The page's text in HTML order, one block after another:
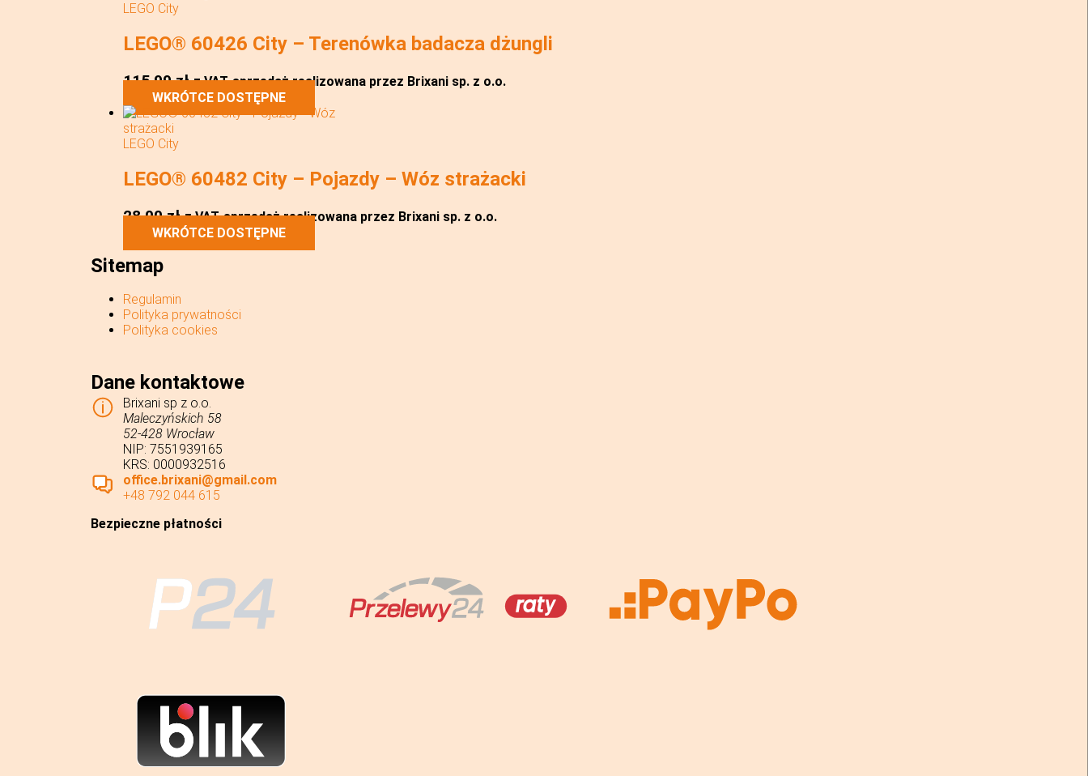
LEGO City
LEGO® 60426 City – Terenówka badacza dżungli
115,99zł z VAT sprzedaż realizowana przez Brixani sp. z o.o.
WKRÓTCE DOSTĘPNE
LEGO City
LEGO® 60482 City – Pojazdy – Wóz strażacki
28,00zł z VAT sprzedaż realizowana przez Brixani sp. z o.o.
WKRÓTCE DOSTĘPNE
Sitemap
Regulamin
Polityka prywatności
Polityka cookies
Dane kontaktowe
Brixani sp z o.o.
Maleczyńskich 58
52-428 Wrocław
NIP: 7551939165
KRS: 0000932516
office.brixani@gmail.com
+48 792 044 615
Bezpieczne płatności